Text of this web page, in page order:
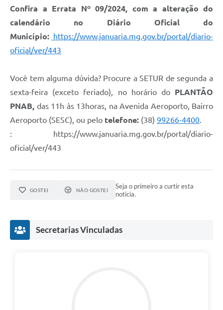
Serviços Online
Enquete
Contato
Fotos - Eventos Oficiais
Confira a Errata Nº 09/2024, com a alteração do
calendário no Diário Oficial do
Município: https://www.januaria.mg.gov.br/portal/diario-
oficial/ver/443
Você tem alguma dúvida? Procure a SETUR de segunda a
sexta-feira (exceto feriado), no horário do PLANTÃO
PNAB, das 11h às 13horas, na Avenida Aeroporto, Bairro
Aeroporto (SESC), ou pelo telefone: (38) 99266-4400.
: https://www.januaria.mg.gov.br/portal/diario-
oficial/ver/443
GOSTEI NÃO GOSTEI
Seja o primeiro a curtir esta
notícia.
Secretarias Vinculadas